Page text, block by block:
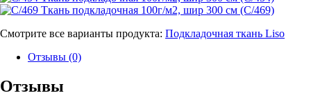
Смотрите все варианты продукта: Подкладочная ткань Liso
Отзывы (0)
Отзывы